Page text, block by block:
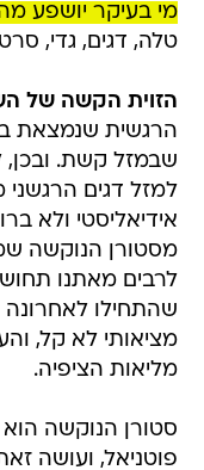
מי בעיקר יושפע
טלה, דגים, גדי,
הזוית הקשה של
הרגשית שנמצאת
שבמזל קשת. ובכן,
למזל דגים
אידיאליסטי ולא
מסטורן הנוקשה
לרבים מאתנו
שהתחילו לאחרונה
מציאותי לא קל,
מליאות הציפיה.
סטורן הנוקשה
פוטניאל, ועושה